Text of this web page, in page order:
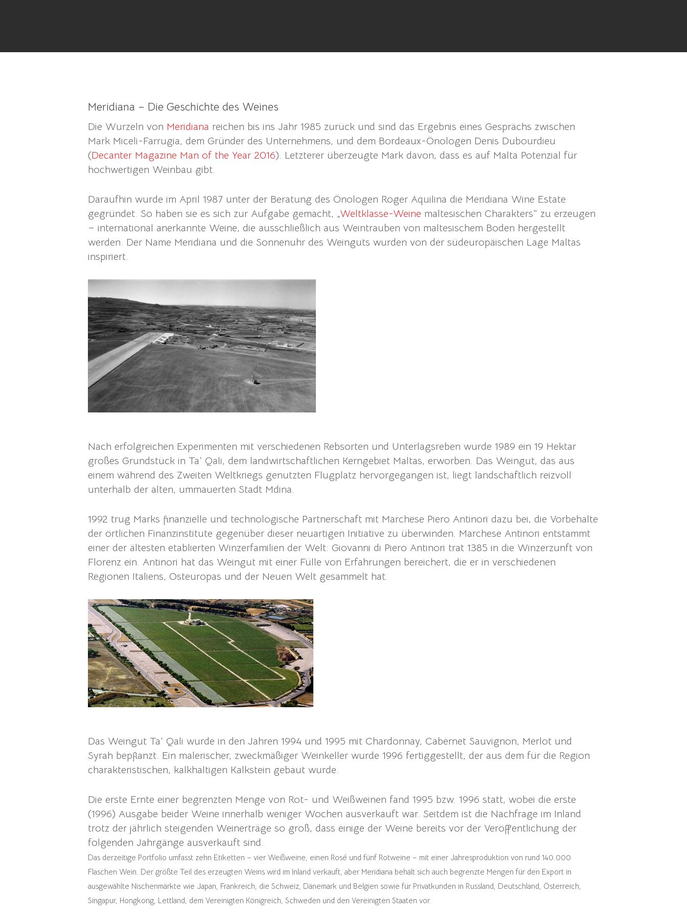
Hit enter to search or ESC to close
Meridiana – Die Geschichte des Weines
Die Wurzeln von Meridiana reichen bis ins Jahr 1985 zurück und sind das Ergebnis eines Gesprächs zwischen
Mark Miceli-Farrugia, dem Gründer des Unternehmens, und dem Bordeaux-Önologen Denis Dubourdieu
(Decanter Magazine Man of the Year 2016). Letzterer überzeugte Mark davon, dass es auf Malta Potenzial für
hochwertigen Weinbau gibt.
Daraufhin wurde im April 1987 unter der Beratung des Önologen Roger Aquilina die Meridiana Wine Estate
gegründet. So haben sie es sich zur Aufgabe gemacht, „Weltklasse-Weine maltesischen Charakters“ zu erzeugen
– international anerkannte Weine, die ausschließlich aus Weintrauben von maltesischem Boden hergestellt
werden. Der Name Meridiana und die Sonnenuhr des Weinguts wurden von der südeuropäischen Lage Maltas
inspiriert.
Nach erfolgreichen Experimenten mit verschiedenen Rebsorten und Unterlagsreben wurde 1989 ein 19 Hektar
großes Grundstück in Ta‘ Qali, dem landwirtschaftlichen Kerngebiet Maltas, erworben. Das Weingut, das aus
einem während des Zweiten Weltkriegs genutzten Flugplatz hervorgegangen ist, liegt landschaftlich reizvoll
unterhalb der alten, ummauerten Stadt Mdina.
1992 trug Marks finanzielle und technologische Partnerschaft mit Marchese Piero Antinori dazu bei, die Vorbehalte
der örtlichen Finanzinstitute gegenüber dieser neuartigen Initiative zu überwinden. Marchese Antinori entstammt
einer der ältesten etablierten Winzerfamilien der Welt: Giovanni di Piero Antinori trat 1385 in die Winzerzunft von
Florenz ein. Antinori hat das Weingut mit einer Fülle von Erfahrungen bereichert, die er in verschiedenen
Regionen Italiens, Osteuropas und der Neuen Welt gesammelt hat.
Das Weingut Ta‘ Qali wurde in den Jahren 1994 und 1995 mit Chardonnay, Cabernet Sauvignon, Merlot und
Syrah bepflanzt. Ein malerischer, zweckmäßiger Weinkeller wurde 1996 fertiggestellt, der aus dem für die Region
charakteristischen, kalkhaltigen Kalkstein gebaut wurde.
Die erste Ernte einer begrenzten Menge von Rot- und Weißweinen fand 1995 bzw. 1996 statt, wobei die erste
(1996) Ausgabe beider Weine innerhalb weniger Wochen ausverkauft war. Seitdem ist die Nachfrage im Inland
trotz der jährlich steigenden Weinerträge so groß, dass einige der Weine bereits vor der Veröffentlichung der
folgenden Jahrgänge ausverkauft sind.
Das derzeitige Portfolio umfasst zehn Etiketten – vier Weißweine, einen Rosé und fünf Rotweine – mit einer Jahresproduktion von rund 140.000
Flaschen Wein. Der größte Teil des erzeugten Weins wird im Inland verkauft, aber Meridiana behält sich auch begrenzte Mengen für den Export in
ausgewählte Nischenmärkte wie Japan, Frankreich, die Schweiz, Dänemark und Belgien sowie für Privatkunden in Russland, Deutschland, Österreich,
Singapur, Hongkong, Lettland, dem Vereinigten Königreich, Schweden und den Vereinigten Staaten vor.